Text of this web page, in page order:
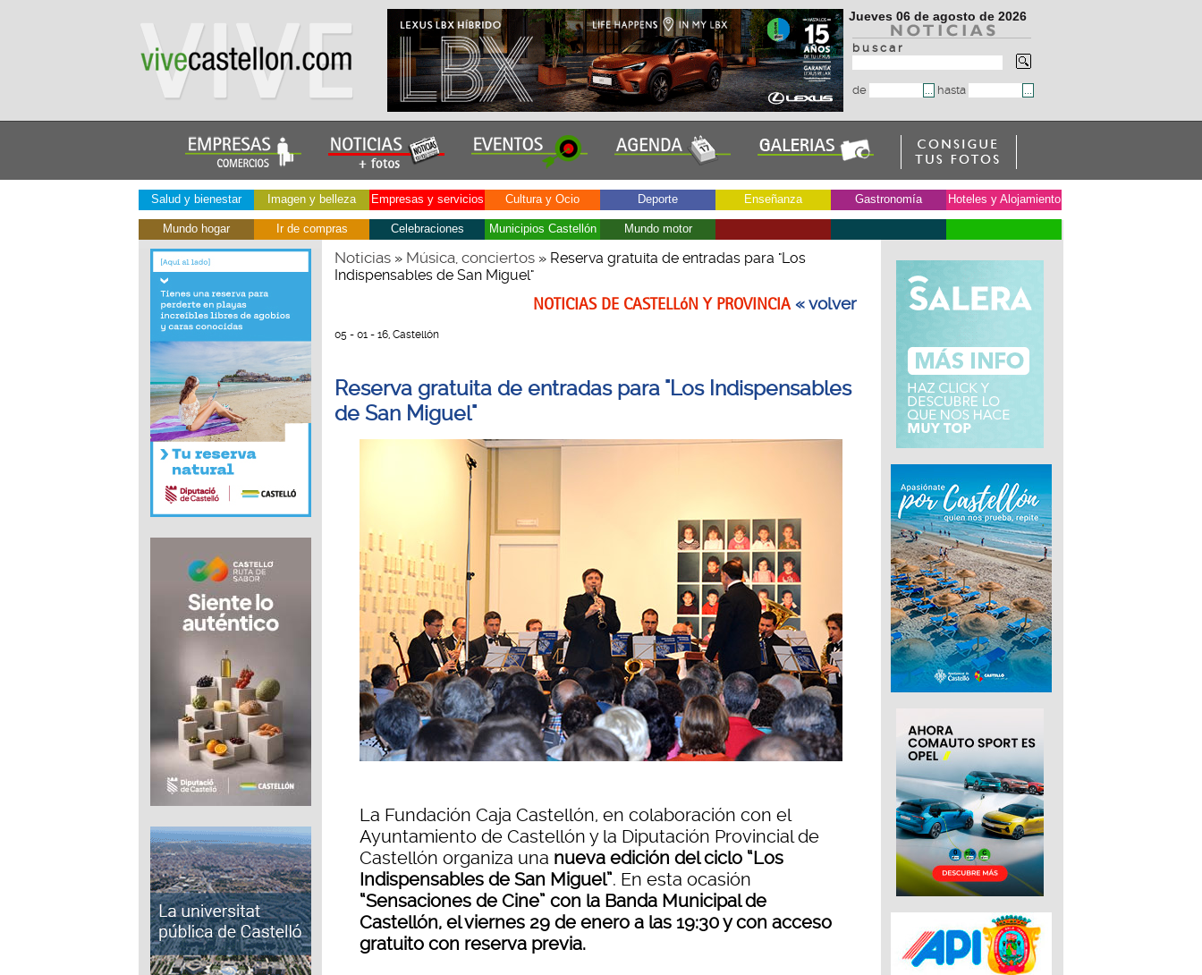
Jueves 06 de agosto de 2026
b u s c a r
de hasta
Salud y bienestar Imagen y belleza Empresas y servicios Cultura y Ocio Deporte Enseñanza Gastronomía Hoteles y Alojamiento
Mundo hogar Ir de compras Celebraciones Municipios Castellón Mundo motor
Noticias» Música, conciertos» Reserva gratuita de entradas para "Los
Indispensables de San Miguel"
NOTICIAS DE CASTELLóN Y PROVINCIA« volver
05 - 01 - 16, Castellón
Reserva gratuita de entradas para "Los Indispensables
de San Miguel"
La Fundación Caja Castellón, en colaboración con el
Ayuntamiento de Castellón y la Diputación Provincial de
Castellón organiza una nueva edición del ciclo “Los
Indispensables de San Miguel”. En esta ocasión
“Sensaciones de Cine” con la Banda Municipal de
Castellón, el viernes 29 de enero a las 19:30 y con acceso
gratuito con reserva previa.